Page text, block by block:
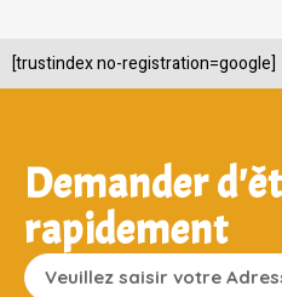
[trustindex no-registration=google]
Demander
rapidement